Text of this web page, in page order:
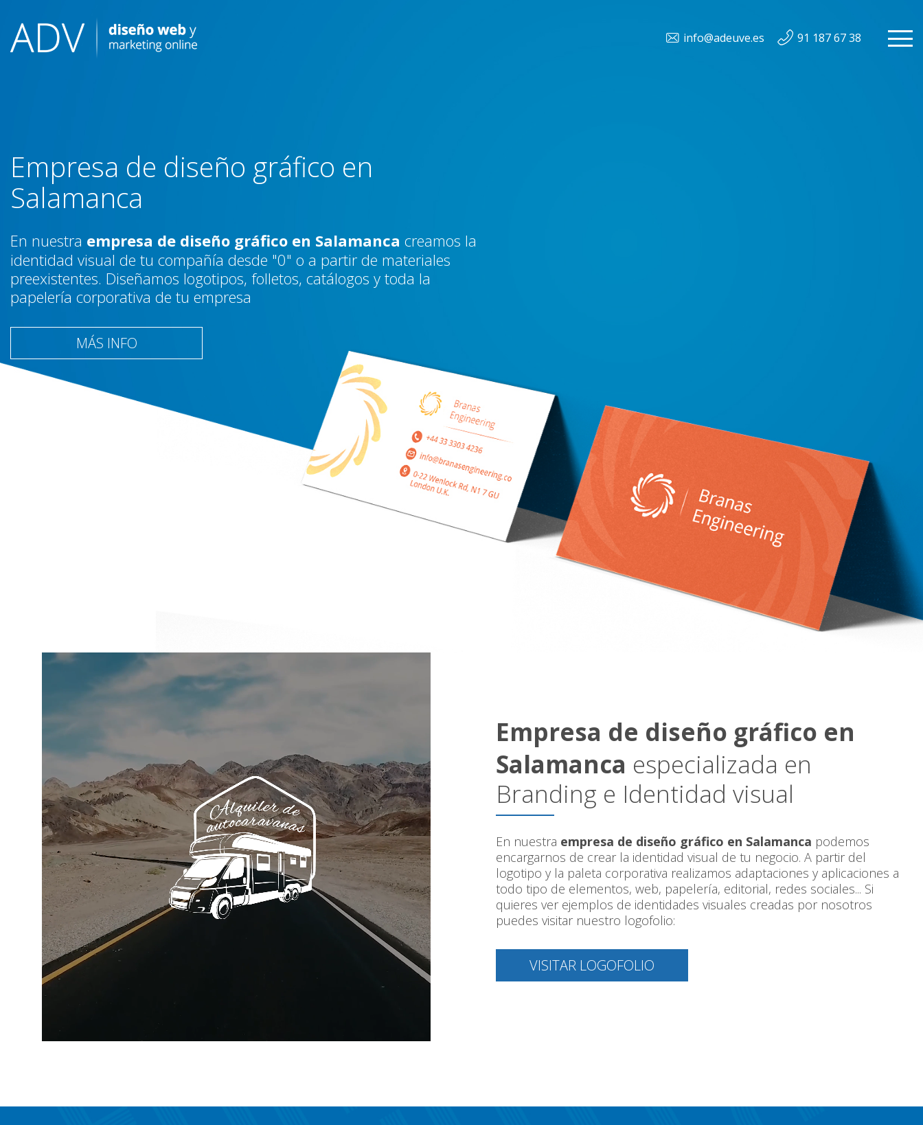
content
info@adeuve.es 91 187 67 38
Empresa de diseño gráfico en
Salamanca
En nuestra empresa de diseño gráfico en Salamanca creamos la
identidad visual de tu compañía desde "0" o a partir de materiales
preexistentes. Diseñamos logotipos, folletos, catálogos y toda la
papelería corporativa de tu empresa
MÁS INFO
Empresa de diseño gráfico en
Salamanca especializada en
Branding e Identidad visual
En nuestra empresa de diseño gráfico en Salamanca podemos
encargarnos de crear la identidad visual de tu negocio. A partir del
logotipo y la paleta corporativa realizamos adaptaciones y aplicaciones a
todo tipo de elementos, web, papelería, editorial, redes sociales... Si
quieres ver ejemplos de identidades visuales creadas por nosotros
puedes visitar nuestro logofolio:
VISITAR LOGOFOLIO